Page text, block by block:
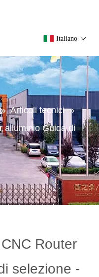
Italiano
» Articoli tecnici »
alluminio Guida di
Router
selezione -